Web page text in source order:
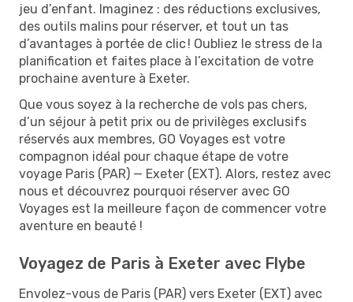
jeu d’enfant. Imaginez : des réductions exclusives,
des outils malins pour réserver, et tout un tas
d’avantages à portée de clic ! Oubliez le stress de la
planification et faites place à l’excitation de votre
prochaine aventure à Exeter.
Que vous soyez à la recherche de vols pas chers,
d’un séjour à petit prix ou de privilèges exclusifs
réservés aux membres, GO Voyages est votre
compagnon idéal pour chaque étape de votre
voyage Paris (PAR) — Exeter (EXT). Alors, restez avec
nous et découvrez pourquoi réserver avec GO
Voyages est la meilleure façon de commencer votre
aventure en beauté !
Voyagez de Paris à Exeter avec Flybe
Envolez-vous de Paris (PAR) vers Exeter (EXT) avec